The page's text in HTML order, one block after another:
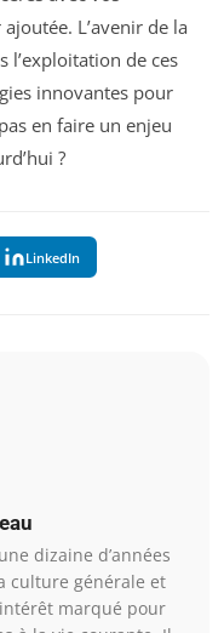
L’avenir de la
l’exploitation de ces
innovantes pour
en faire un enjeu
?
LinkedIn
dizaine d’années
culture générale et
marqué pour